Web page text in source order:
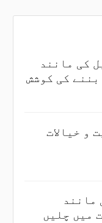
کی مانند
بننے کی کوشش
و خیالات
مانند
میں چلیں